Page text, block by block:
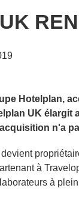
carrière
Hotelplan,
UK
n'a
à
à